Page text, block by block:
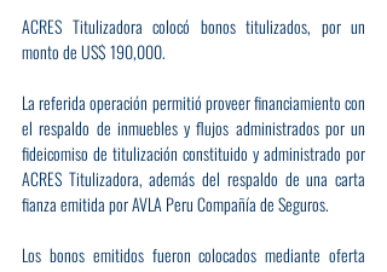
ACRES Titulizadora colocó bonos titulizados, por un
monto de US$ 190,000.
La referida operación permitió proveer financiamiento con
el respaldo de inmuebles y flujos administrados por un
fideicomiso de titulización constituido y administrado por
ACRES Titulizadora, además del respaldo de una carta
fianza emitida por AVLA Peru Compañía de Seguros.
Los bonos emitidos fueron colocados mediante oferta